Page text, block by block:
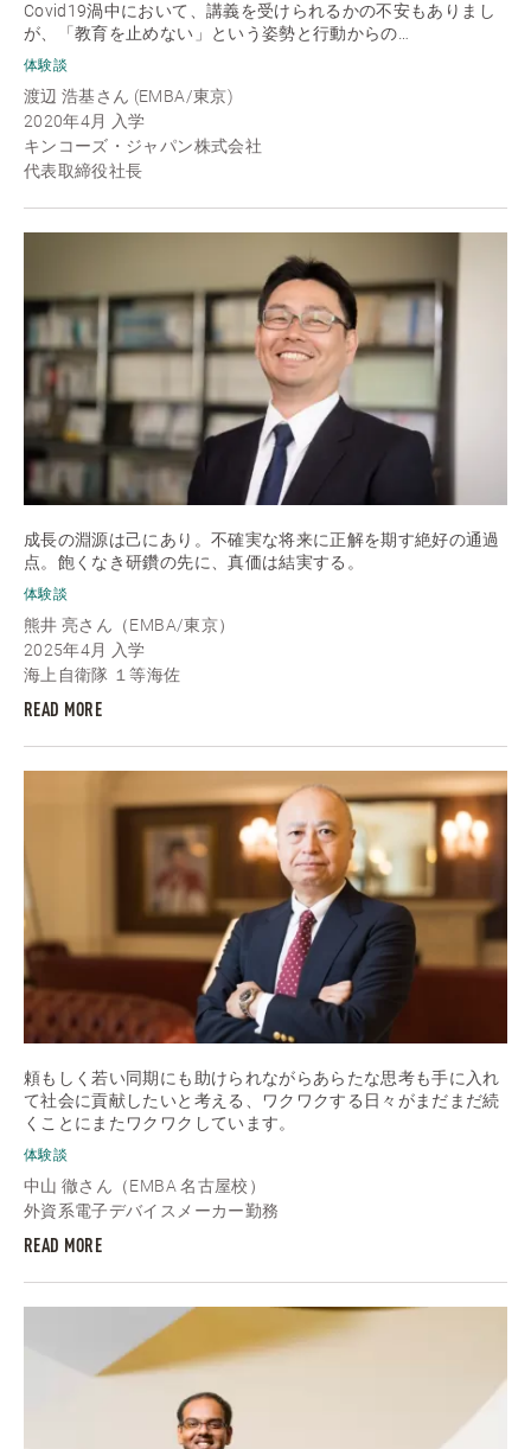
Covid19渦中において、講義を受けられるかの不安もありまし
が、「教育を止めない」という姿勢と行動からの…
体験談
渡辺 浩基さん (EMBA/東京)
2020年4月 入学
キンコーズ・ジャパン株式会社
代表取締役社長
成長の淵源は己にあり。不確実な将来に正解を期す絶好の通過
点。飽くなき研鑽の先に、真価は結実する。
体験談
熊井 亮さん（EMBA/東京）
2025年4月 入学
海上自衛隊 １等海佐
READ MORE
頼もしく若い同期にも助けられながらあらたな思考も手に入れ
て社会に貢献したいと考える、ワクワクする日々がまだまだ続
くことにまたワクワクしています。
体験談
中山 徹さん（EMBA 名古屋校）
外資系電子デバイスメーカー勤務
READ MORE